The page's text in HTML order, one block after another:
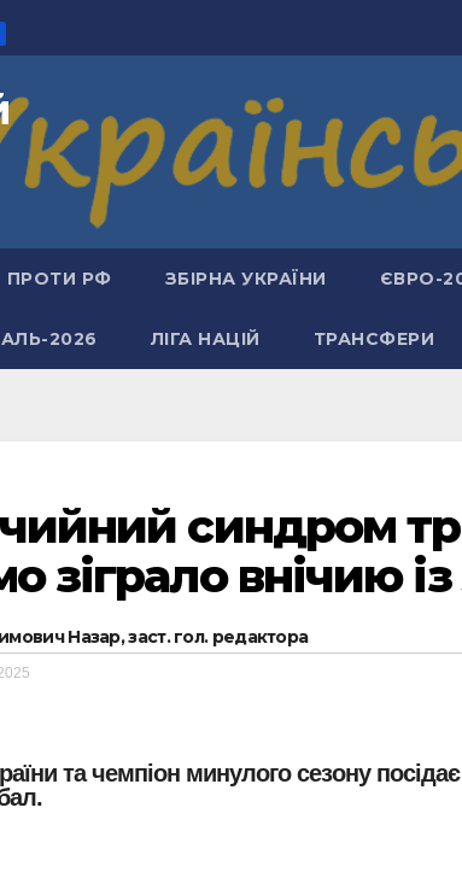
ПРОТИ РФ ЗБІРНА УКРАЇНИ ЄВРО-
2026 ЛІГА НАЦІЙ ТРАНСФЕРИ
синдром
зіграло внічию
Назар, заст. гол. редактора
та чемпіон минулого сезону